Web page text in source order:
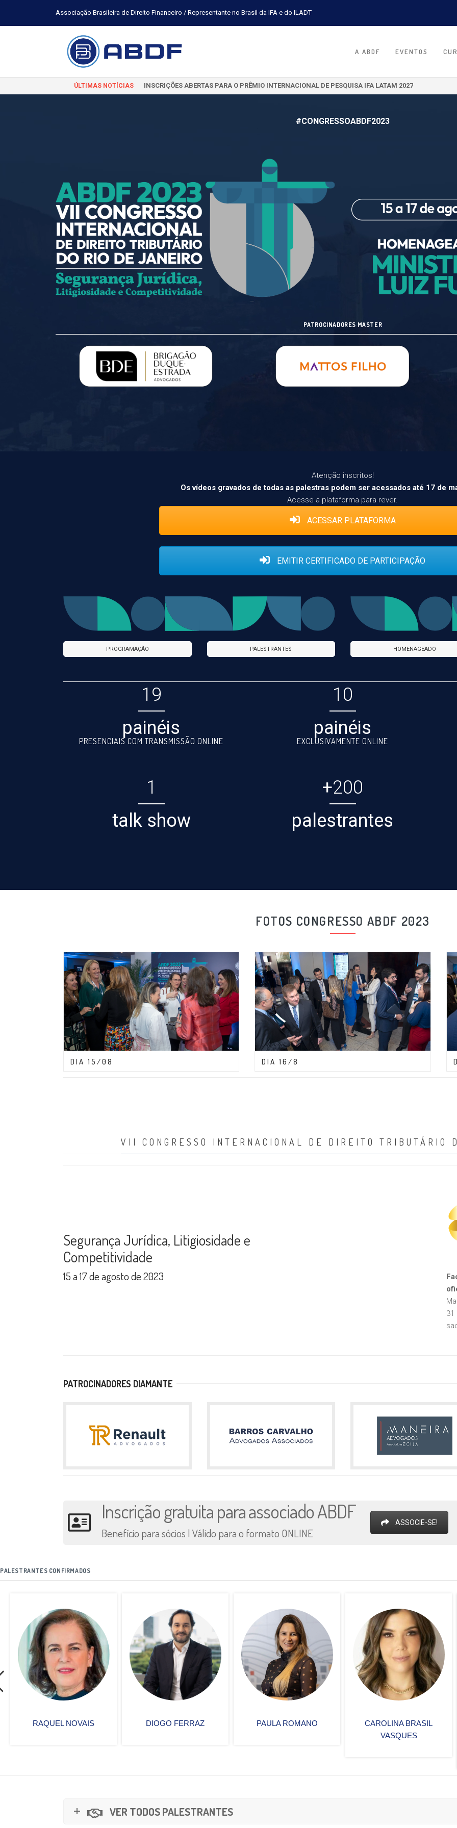
Associação Brasileira de Direito Financeiro / Representante no Brasil da IFA e do ILADT
A ABDF EVENTOS
ÚLTIMAS NOTÍCIAS INSCRIÇÕES ABERTAS PARA A TURMA 2026.2 DA PÓS-GRADUAÇÃO EM JURISPRUDÊNCIA
#CONGRESSOABDF2023
PATROCINADORES MASTER
Atenção inscritos!
Os vídeos gravados de todas as palestras podem ser acessados até 17 de
Acesse a plataforma para rever.
ACESSAR PLATAFORMA
EMITIR CERTIFICADO DE PARTICIPAÇÃO
PROGRAMAÇÃO PALESTRANTES HOMENAGEADO
19
painéis
PRESENCIAIS COM TRANSMISSÃO ONLINE
10
painéis
EXCLUSIVAMENTE ONLINE
1
talk show
+200
palestrantes
FOTOS CONGRESSO ABDF 2023
DIA 15/08
CONGRESSO ABDF 2023 DIA 16/8
CONGRESSO ABDF 2023
VII CONGRESSO INTERNACIONAL DE DIREITO TRIBUTÁRIO
Segurança Jurídica, Litigiosidade e
Competitividade
15 a 17 de agosto de 2023
31
PATROCINADORES DIAMANTE
Inscrição gratuita para associado ABDF
Benefício para sócios | Válido para o formato ONLINE
ASSOCIE-SE!
PALESTRANTES CONFIRMADOS
DIOGO FERRAZ PAULA ROMANO
CAROLINA BRASIL
MELISSA
GUIMARÃES
VER TODOS PALESTRANTES